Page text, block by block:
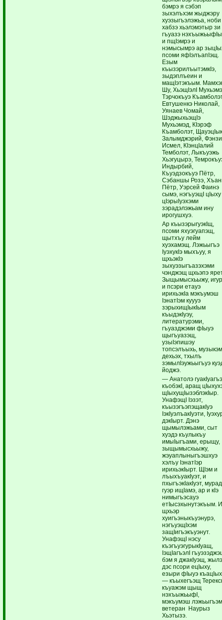
бэмрэ я сэбэп
зыхэлъхэм жыджэру
хуэзыгъэлэжьа,
хабзэ хьэлэмэтыр зи
гъуазэ
и пщIэмрэ и
нэмысымрэ ар
псоми яфIэлъапIэщ.
Езым
къызэрилъытэмкIэ,
зыдэплъеин и
мащIэтэкъым.
Шу, ХьэщIэлI
Тэрчокъуэ
Евтушенкэ Николай,
Уянаев Чомай,
ШэджыхьэщIэ
Мухьэмэд, КIэрэф
Къамболэт,
Залымджэрий,
Исмел, КIэнцIалий
Темболэт, Лыкъуэжь
Хьэгуцырэ,
Индырбий,
Къуэдзокъуэ Пётр,
Сэбаншы Розэ,
Пётр, Уэрсей Фаинэ
сымэ, нэгъуэщI цIыху
цIэрыIуэхэми
зэрадэлэжьам ину
ирогушхуэ.
Ар къызэрыгуэкIщ,
псоми яхуэгуапэщ,
щытхъу лейм
хуэхамэщ. Лэжьыгъэ
IуэхукIэ мыхъуу, я
щхьэкIэ
зыхуэзыгъазэхэми
чэнджэщ щхьэпэ
Зыщымысхьыжу,
и псэри етауэ
ирихьэкIа мэкъумэш
IэнатIэм куууэ
зэрыхищIыкIым
къыдэкIуэу,
литературэми,
гъуазджэми фIыуэ
щыгъуазэщ,
узыIэпишэу
топсэлъыхь,
дехьэх, тхылъ
зэмылIэужьыгъуэ
йоджэ.
— Анатолэ
къобэкI, аращ
щIыхущIызэблэкIыр.
УнафэщI Iэзэт,
къызэгъэпэщакIуэ
IэкIуэлъакIуэти,
дэкIырт. Дэнэ
щымылэжьами, сыт
хуэдэ къулыкъу
имыIыгъами, ерыщу,
зыщымысхьыжу,
жэуаплыныгъэшхуэ
хэлъу IэнатIэр
ирихьэкIырт. ЩIэм и
лъыхъуакIуэт, и
пхыгъэкIакIуэт, мурад
гуэр ищIамэ, ар и кIэ
нимыгъэсауэ
етIысэхынутэкъым.
щхьэр
хуигъэныкъуэнурэ,
нэгъуэщIхэм
защIигъэкъуэнут.
УнафэщI нэсу
къэгъуэгурыкIуащ,
IэщIагъэлI
бэм я джакIуэщ,
дэс псори ецIыху,
езыри фIыуэ
— къыхегъэщ
къуажэм щыщ
нэхъыжьыфI,
мэкъумэш
ветеран Наурыз
Хьэтызэ.